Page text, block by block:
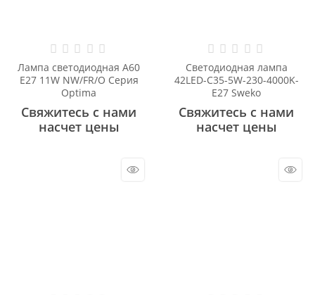
Лампа светодиодная А60
Е27 11W NW/FR/O Серия
Optima
Свяжитесь с нами
насчет цены
Светодиодная лампа
42LED-С35-5W-230-4000K-
E27 Sweko
Свяжитесь с нами
насчет цены